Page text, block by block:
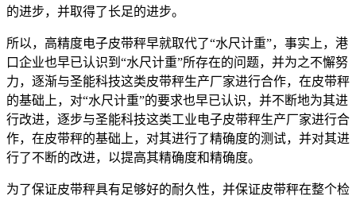
的进步，并取得了长足的进步。
所以，高精度电子皮带秤早就取代了“水尺计重”，事实上，港
口企业也早已认识到“水尺计重”所存在的问题，并为之不懈努
力，逐渐与圣能科技这类皮带秤生产厂家进行合作，在皮带秤
的基础上，对“水尺计重”的要求也早已认识，并不断地为其进
行改进，逐步与圣能科技这类工业电子皮带秤生产厂家进行合
作，在皮带秤的基础上，对其进行了精确度的测试，并对其进
行了不断的改进，以提高其精确度和精确度。
为了保证皮带秤具有足够好的耐久性，并保证皮带秤在整个检